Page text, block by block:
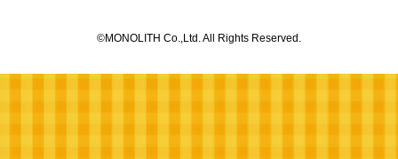
©MONOLITH Co.,Ltd. All Rights Reserved.